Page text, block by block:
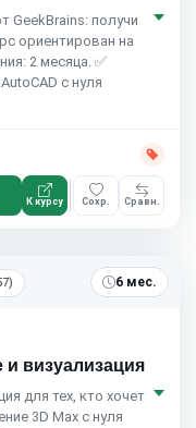
GeekBrains: получи
ориентирован на
2 месяца. ✅
с нуля
К курсу Сохр. Сравн.
6 мес.
визуализация
для тех, кто хочет
3D Max с нуля